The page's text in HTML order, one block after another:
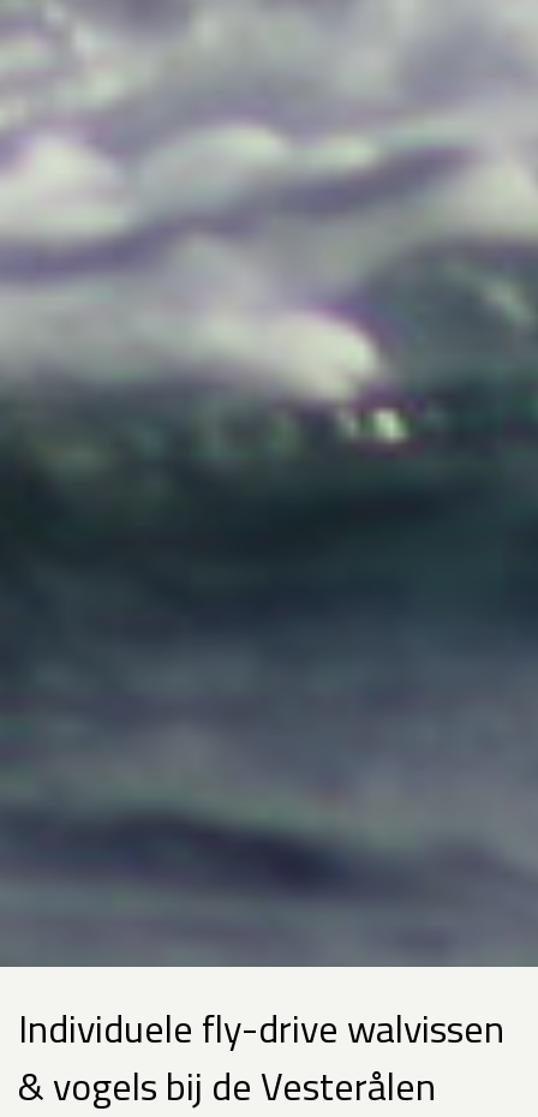
Individuele fly-drive walvissen
& vogels bij de Vesterålen